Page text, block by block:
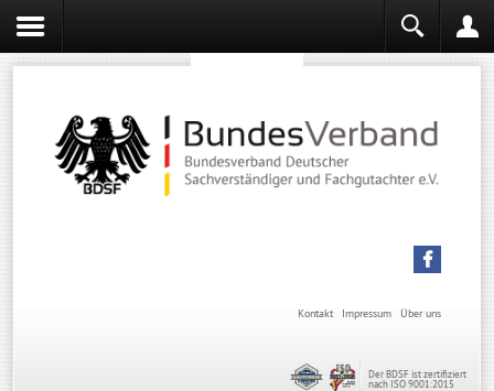
Über uns
Impressum
Kontakt
Der BDSF ist zertifiziert
nach ISO 9001:2015